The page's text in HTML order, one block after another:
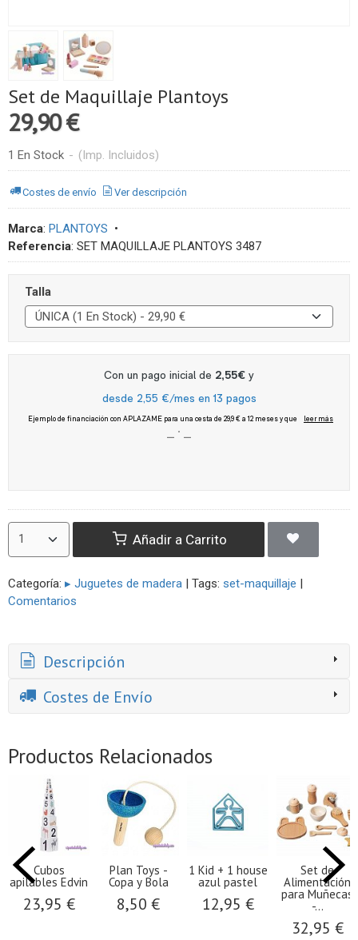
Set de Maquillaje Plantoys
29,90 €
1 En Stock - (Imp. Incluidos)
Costes de envío Ver descripción
Marca: PLANTOYS •
Referencia: SET MAQUILLAJE PLANTOYS 3487
Talla
Añadir a Carrito
Categoría: ▸ Juguetes de madera | Tags: set-maquillaje |
Comentarios
Descripción
Costes de Envío
Productos Relacionados
Cubos
apilables Edvin
23,95 €
Plan Toys -
Copa y Bola
8,50 €
1 Kid + 1 house
azul pastel
12,95 €
Set de
Alimentación
para Muñecas
-...
32,95 €